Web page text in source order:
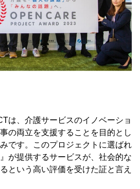
は、介護サービスのイノベーショ
の両立を支援することを目的とし
です。このプロジェクトに選ばれ
が提供するサービスが、社会的な
という高い評価を受けた証と言え